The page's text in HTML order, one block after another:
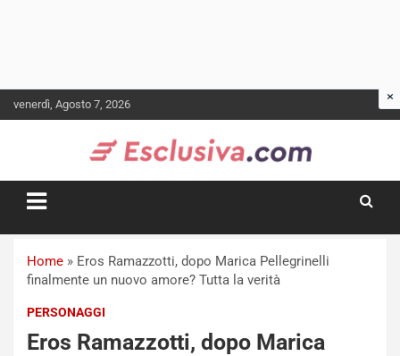
to
venerdì, Agosto 7, 2026
Home » Eros Ramazzotti, dopo Marica Pellegrinelli
finalmente un nuovo amore? Tutta la verità
PERSONAGGI
Eros Ramazzotti, dopo Marica